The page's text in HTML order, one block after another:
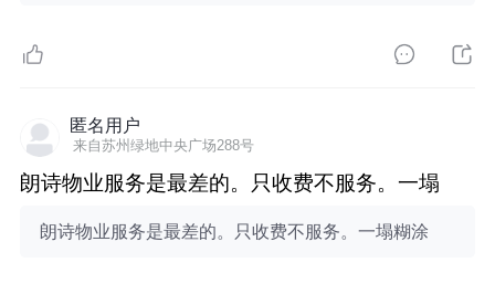
匿名用户
来自苏州绿地中央广场288号
朗诗物业服务是最差的。只收费不服务。一塌
朗诗物业服务是最差的。只收费不服务。一塌糊涂